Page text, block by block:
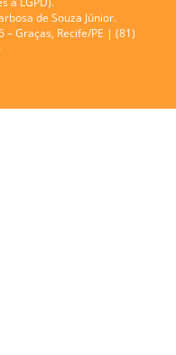
de Souza Júnior.
– Graças, Recife/PE | (81)